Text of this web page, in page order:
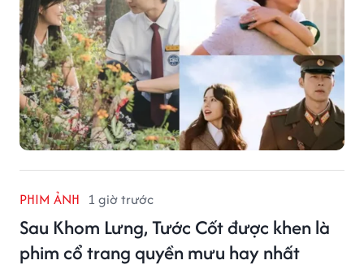
PHIM ẢNH 1 giờ trước
Sau Khom Lưng, Tước Cốt được khen là
phim cổ trang quyền mưu hay nhất